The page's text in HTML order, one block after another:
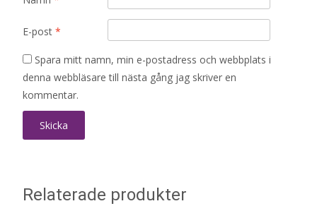
E-post *
Spara mitt namn, min e-postadress och webbplats i
denna webbläsare till nästa gång jag skriver en
kommentar.
Relaterade produkter